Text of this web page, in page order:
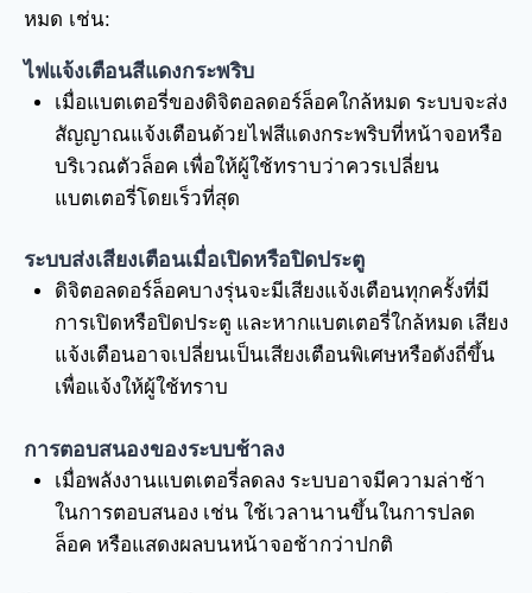
หมด เช่น:
ไฟแจ้งเตือนสีแดงกระพริบ
เมื่อแบตเตอรี่ของดิจิตอลดอร์ล็อคใกล้หมด ระบบจะส่ง
สัญญาณแจ้งเตือนด้วยไฟสีแดงกระพริบที่หน้าจอหรือ
บริเวณตัวล็อค เพื่อให้ผู้ใช้ทราบว่าควรเปลี่ยน
แบตเตอรี่โดยเร็วที่สุด
ระบบส่งเสียงเตือนเมื่อเปิดหรือปิดประตู
ดิจิตอลดอร์ล็อคบางรุ่นจะมีเสียงแจ้งเตือนทุกครั้งที่มี
การเปิดหรือปิดประตู และหากแบตเตอรี่ใกล้หมด เสียง
แจ้งเตือนอาจเปลี่ยนเป็นเสียงเตือนพิเศษหรือดังถี่ขึ้น
เพื่อแจ้งให้ผู้ใช้ทราบ
การตอบสนองของระบบช้าลง
เมื่อพลังงานแบตเตอรี่ลดลง ระบบอาจมีความล่าช้า
ในการตอบสนอง เช่น ใช้เวลานานขึ้นในการปลด
ล็อค หรือแสดงผลบนหน้าจอช้ากว่าปกติ